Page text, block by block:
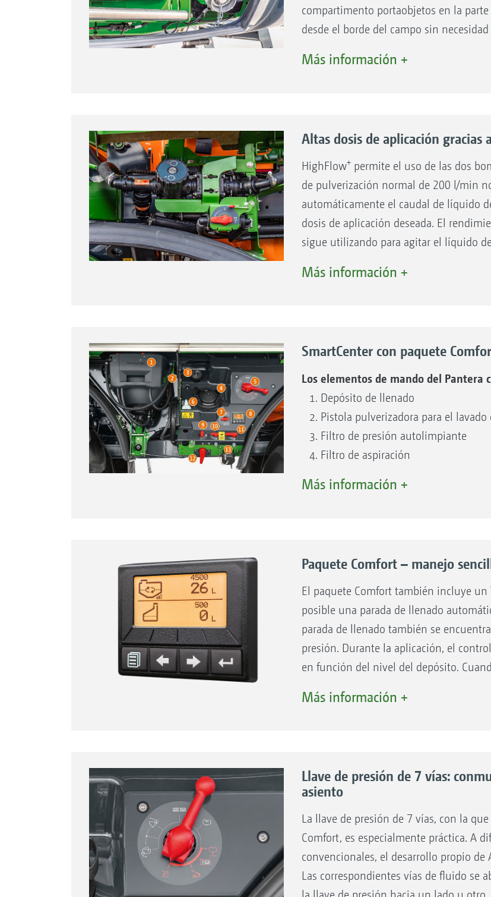
compartimento portaobjetos en la
desde el borde del campo sin
Más información +
Altas dosis de aplicación gracias
HighFlow+permite el uso de las dos
de pulverización normal de 200 l/min
automáticamente el caudal de líquido
dosis de aplicación deseada. El
sigue utilizando para agitar el líquido
velocidades
Más información +
SmartCenter con paquete
Los elementos de mando del Pantera
Depósito de llenado
Pistola pulverizadora para el
Filtro de presión autolimpiante
Filtro de aspiración
Dispensador de jabón
Mando del depósito de lavado de
Dispositivo de llenado del depósito
Llave de conmutación para
aspiración/capacidad de llenado
Conexión de aspiración Camlock
Más información +
Paquete Comfort – manejo
El paquete Comfort también incluye un
posible una parada de llenado
parada de llenado también se
presión. Durante la aplicación, el
en función del nivel del depósito.
evitar la formación de espuma a bajos
Después de la aplicación, el paquete
automática, que puede controlarse a
como el enjuague de las barras, la
acumulaciones o una dilución definida
campo también se incluyen en el
Más información +
Llave de presión de 7 vías:
asiento
La llave de presión de 7 vías, con la
Comfort, es especialmente práctica. A
convencionales, el desarrollo propio de
Las correspondientes vías de fluido se